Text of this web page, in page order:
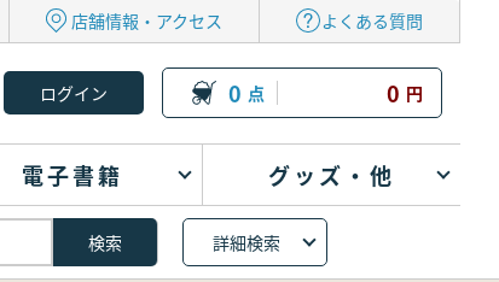
店舗情報・アクセス よくある質問
0 点 0 円
電子書籍 グッズ・他
詳細検索